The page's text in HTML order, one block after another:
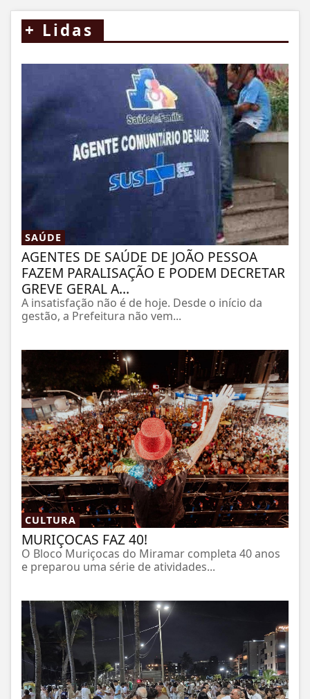
+ Lidas
SAÚDE
AGENTES DE SAÚDE DE JOÃO PESSOA
FAZEM PARALISAÇÃO E PODEM DECRETAR
GREVE GERAL A...
A insatisfação não é de hoje. Desde o início da
gestão, a Prefeitura não vem...
CULTURA
MURIÇOCAS FAZ 40!
O Bloco Muriçocas do Miramar completa 40 anos
e preparou uma série de atividades...